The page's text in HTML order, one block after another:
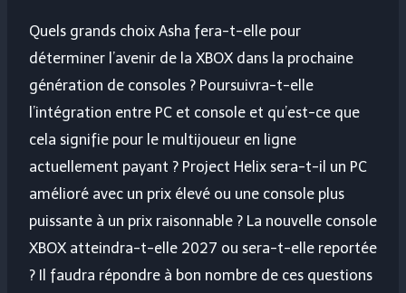
Quels grands choix Asha fera-t-elle pour
déterminer l’avenir de la XBOX dans la prochaine
génération de consoles ? Poursuivra-t-elle
l’intégration entre PC et console et qu’est-ce que
cela signifie pour le multijoueur en ligne
actuellement payant ? Project Helix sera-t-il un PC
amélioré avec un prix élevé ou une console plus
puissante à un prix raisonnable ? La nouvelle console
XBOX atteindra-t-elle 2027 ou sera-t-elle reportée
? Il faudra répondre à bon nombre de ces questions